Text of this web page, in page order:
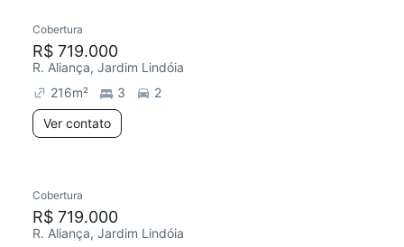
Cobertura
R$ 719.000
R. Aliança, Jardim Lindóia
216m² 3
2
Ver contato
Cobertura
R$ 719.000
R. Aliança, Jardim Lindóia